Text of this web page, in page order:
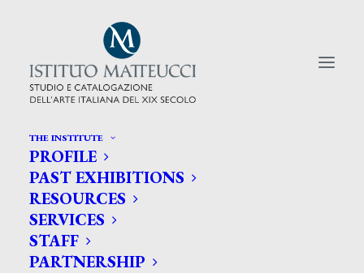
THE INSTITUTE
PROFILE
PAST EXHIBITIONS
RESOURCES
SERVICES
STAFF
PARTNERSHIP
CERCA TRA GLI ARTISTI:
Search
for: